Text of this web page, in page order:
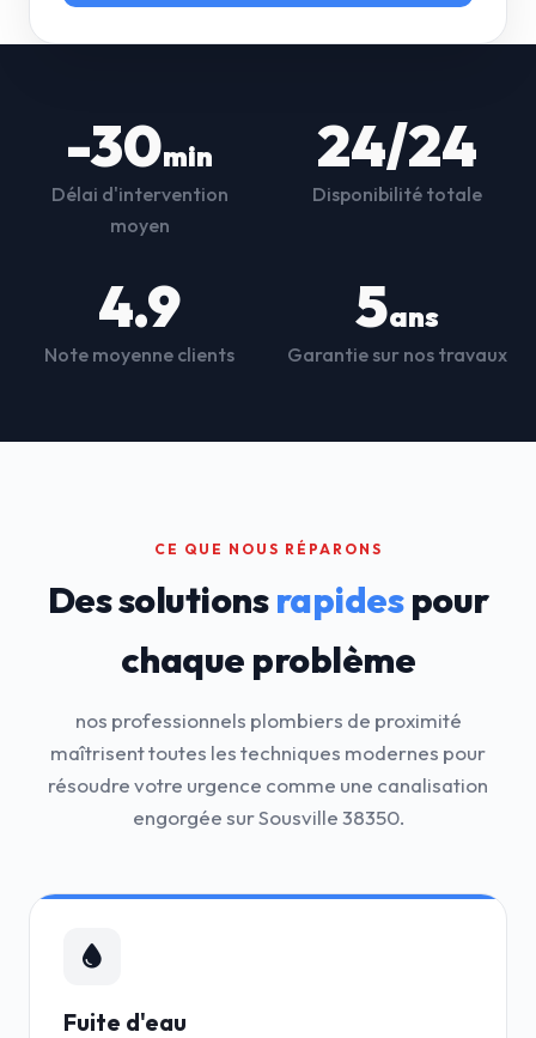
-30min
Délai d'intervention
moyen
24/24
Disponibilité totale
4.9
Note moyenne clients
5ans
Garantie sur nos travaux
CE QUE NOUS RÉPARONS
Des solutionsrapidespour
chaque problème
nos professionnels plombiers de proximité
maîtrisent toutes les techniques modernes pour
résoudre votre urgence comme une canalisation
engorgée sur Sousville 38350.
Fuite d'eau